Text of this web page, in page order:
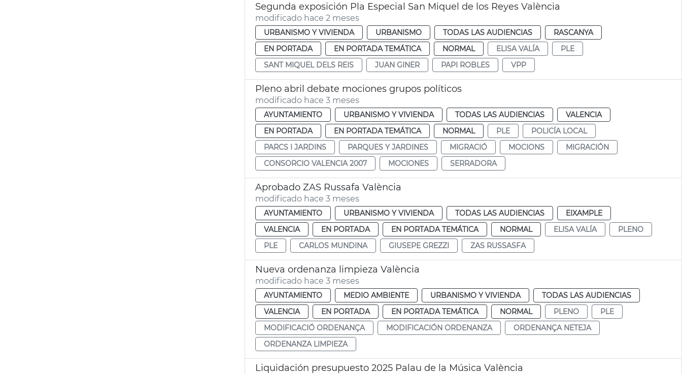
Segunda exposición Pla Especial San Miquel de los Reyes València
modificado hace 2 meses
URBANISMO Y VIVIENDA URBANISMO TODAS LAS AUDIENCIAS
RASCANYA
EN PORTADA
EN PORTADA TEMÁTICA NORMAL ELISA VALÍA
PLE
SANT MIQUEL DELS REIS
JUAN GINER PAPI ROBLES VPP
Pleno abril debate mociones grupos políticos
modificado hace 3 meses
AYUNTAMIENTO URBANISMO Y VIVIENDA TODAS LAS AUDIENCIAS
VALENCIA
EN PORTADA
EN PORTADA TEMÁTICA NORMAL PLE
POLICÍA LOCAL
PARCS I JARDINS
PARQUES Y JARDINES MIGRACIÓ MOCIONS
MIGRACIÓN
CONSORCIO VALENCIA 2007
MOCIONES SERRADORA
Aprobado ZAS Russafa València
modificado hace 3 meses
AYUNTAMIENTO URBANISMO Y VIVIENDA TODAS LAS AUDIENCIAS
EIXAMPLE
VALENCIA
EN PORTADA EN PORTADA TEMÁTICA NORMAL ELISA VALÍA
PLENO
PLE
CARLOS MUNDINA GIUSEPE GREZZI ZAS RUSSASFA
Nueva ordenanza limpieza València
modificado hace 3 meses
AYUNTAMIENTO MEDIO AMBIENTE URBANISMO Y VIVIENDA
TODAS LAS AUDIENCIAS
VALENCIA
EN PORTADA EN PORTADA TEMÁTICA NORMAL PLENO
PLE
MODIFICACIÓ ORDENANÇA
MODIFICACIÓN ORDENANZA
ORDENANÇA NETEJA
ORDENANZA LIMPIEZA
Liquidación presupuesto 2025 Palau de la Música València